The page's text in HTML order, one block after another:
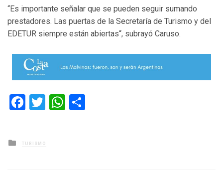
“Es importante señalar que se pueden seguir sumando
prestadores. Las puertas de la Secretaría de Turismo y del
EDETUR siempre están abiertas“, subrayó Caruso.
Facebook
TwitterWhatsApp
Posted
in
TURISMO